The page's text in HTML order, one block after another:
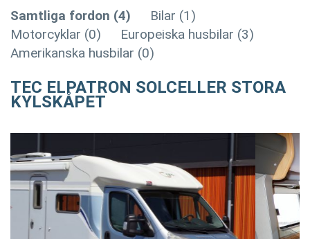
Samtliga fordon (4)
Bilar (1)
Motorcyklar (0)
Europeiska husbilar (3)
Amerikanska husbilar (0)
TEC ELPATRON SOLCELLER STORA
KYLSKÅPET